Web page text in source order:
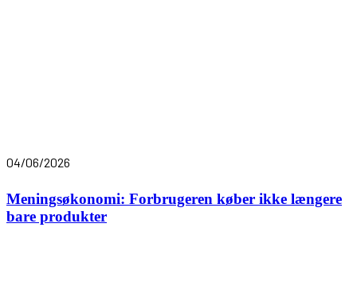
04/06/2026
Meningsøkonomi: Forbrugeren køber ikke længere
bare produkter